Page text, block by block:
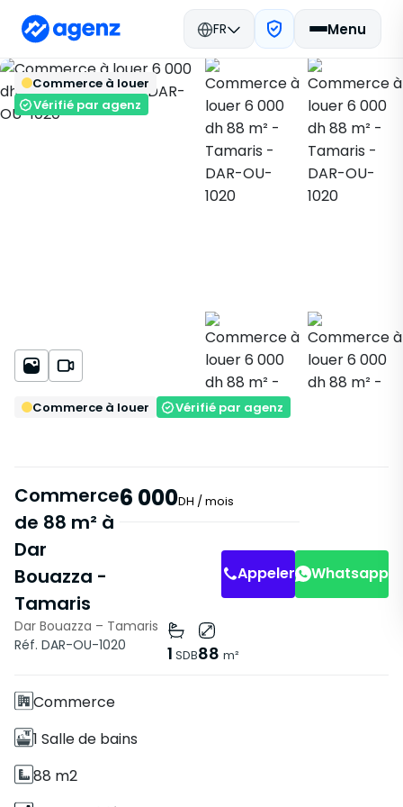
FR Menu
Retour
Immobilier Maroc Louer
Dar Bouazza
Commerce
Tamaris DAR-OU-1020
Enregistrer
Commerce à louer
Vérifié par agenz
Commerce à louer Vérifié par agenz
Commerce
de 88 m² à
Dar
Bouazza -
Tamaris
6 000DH / mois
Dar Bouazza – Tamaris
Réf. DAR-OU-1020
1 SDB88 m²
Appeler Whatsapp
Caractéristiques
Commerce
1 Salle de bains
88 m2